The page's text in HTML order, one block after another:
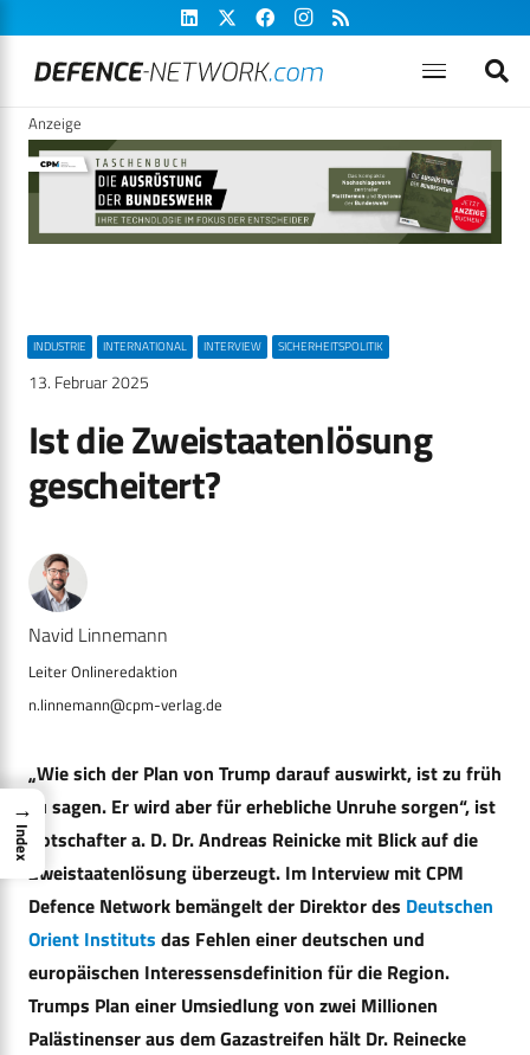
Anzeige
INDUSTRIE INTERNATIONAL INTERVIEW SICHERHEITSPOLITIK
13. Februar 2025
Ist die Zweistaatenlösung
gescheitert?
Navid Linnemann
n.linnemann@cpm-verlag.de
„Wie sich der Plan von Trump darauf auswirkt, ist zu früh
zu sagen. Er wird aber für erhebliche Unruhe sorgen“, ist
Botschafter a. D. Dr. Andreas Reinicke mit Blick auf die
Zweistaatenlösung überzeugt. Im Interview mit CPM
Defence Network bemängelt der Direktor des Deutschen
Orient Instituts das Fehlen einer deutschen und
europäischen Interessensdefinition für die Region.
Trumps Plan einer Umsiedlung von zwei Millionen
Palästinenser aus dem Gazastreifen hält Dr. Reinecke
→
Index